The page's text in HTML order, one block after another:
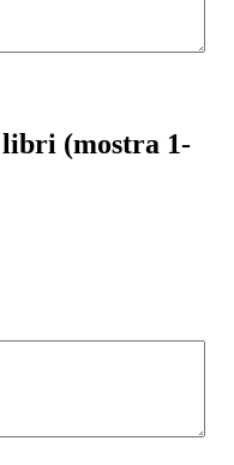
libri (mostra 1-